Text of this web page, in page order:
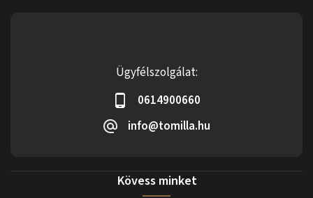
Ügyfélszolgálat:
0614900660
info@tomilla.hu
Kövess minket